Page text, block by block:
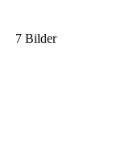
7 Bilder